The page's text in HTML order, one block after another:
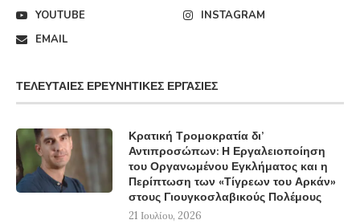
YOUTUBE
INSTAGRAM
EMAIL
ΤΕΛΕΥΤΑΊΕΣ ΕΡΕΥΝΗΤΙΚΈΣ ΕΡΓΑΣΊΕΣ
Κρατική Τρομοκρατία δι’
Αντιπροσώπων: Η Εργαλειοποίηση
του Οργανωμένου Εγκλήματος και η
Περίπτωση των «Τίγρεων του Αρκάν»
στους Γιουγκοσλαβικούς Πολέμους
21 Ιουλίου, 2026